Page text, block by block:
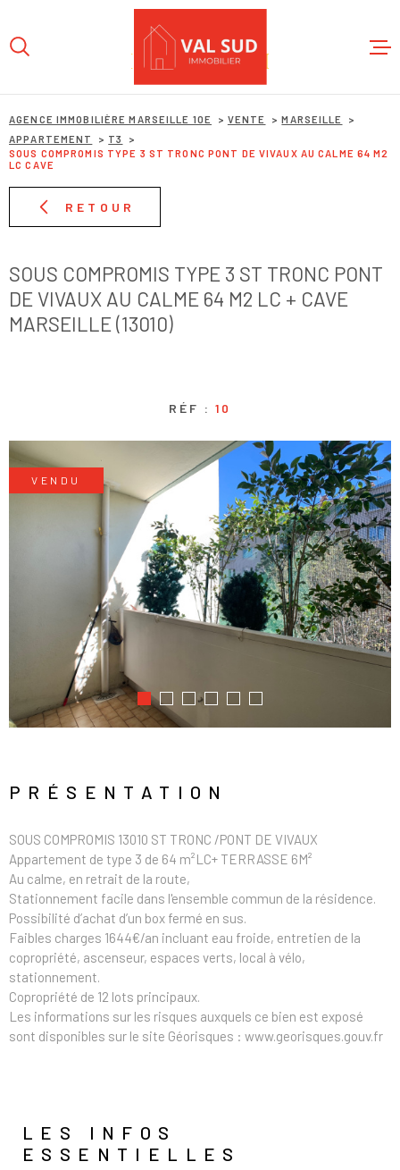
menu
contenu
ACCUEIL
AGENCE IMMOBILIÈRE MARSEILLE 10E VENTE
MARSEILLE
APPARTEMENT
T3
SOUS COMPROMIS TYPE 3 ST TRONC PONT DE VIVAUX AU CALME 64 M2
LC CAVE
RETOUR
SOUS COMPROMIS TYPE 3 ST TRONC PONT
DE VIVAUX AU CALME 64 M2 LC + CAVE
MARSEILLE (13010)
RÉF :10
VENDU
PRÉSENTATION
SOUS COMPROMIS 13010 ST TRONC /PONT DE VIVAUX
Appartement de type 3 de 64 m²LC+ TERRASSE 6M²
Au calme, en retrait de la route,
Stationnement facile dans l'ensemble commun de la résidence.
Possibilité d’achat d’un box fermé en sus.
Faibles charges 1644€/an incluant eau froide, entretien de la
copropriété, ascenseur, espaces verts, local à vélo,
stationnement.
Copropriété de 12 lots principaux.
Les informations sur les risques auxquels ce bien est exposé
sont disponibles sur le site Géorisques : www.georisques.gouv.fr
LES INFOS
ESSENTIELLES